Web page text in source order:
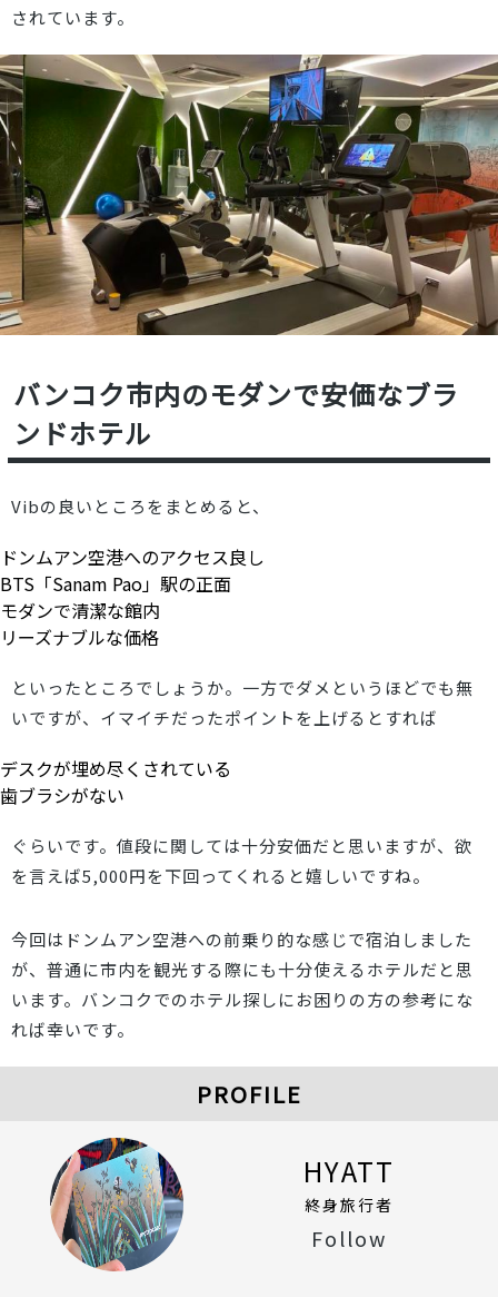
されています。
バンコク市内のモダンで安価なブラ
ンドホテル
Vibの良いところをまとめると、
ドンムアン空港へのアクセス良し
BTS「Sanam Pao」駅の正面
モダンで清潔な館内
リーズナブルな価格
といったところでしょうか。一方でダメというほどでも無
いですが、イマイチだったポイントを上げるとすれば
デスクが埋め尽くされている
歯ブラシがない
ぐらいです。値段に関しては十分安価だと思いますが、欲
を言えば5,000円を下回ってくれると嬉しいですね。
今回はドンムアン空港への前乗り的な感じで宿泊しました
が、普通に市内を観光する際にも十分使えるホテルだと思
います。バンコクでのホテル探しにお困りの方の参考にな
れば幸いです。
PROFILE
HYATT
終身旅行者
Follow